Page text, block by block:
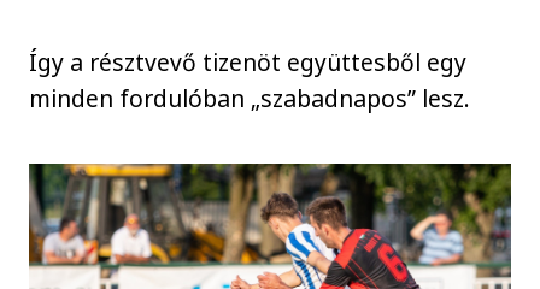
Így a résztvevő tizenöt együttesből egy
minden fordulóban „szabadnapos” lesz.